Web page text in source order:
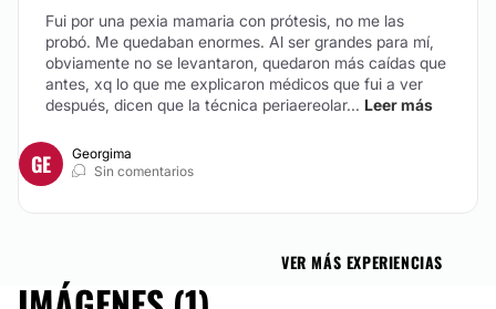
Fui por una pexia mamaria con prótesis, no me las
probó. Me quedaban enormes. Al ser grandes para mí,
obviamente no se levantaron, quedaron más caídas que
antes, xq lo que me explicaron médicos que fui a ver
después, dicen que la técnica periaereolar... Leer más
GE
Georgima
Sin comentarios
VER MÁS EXPERIENCIAS